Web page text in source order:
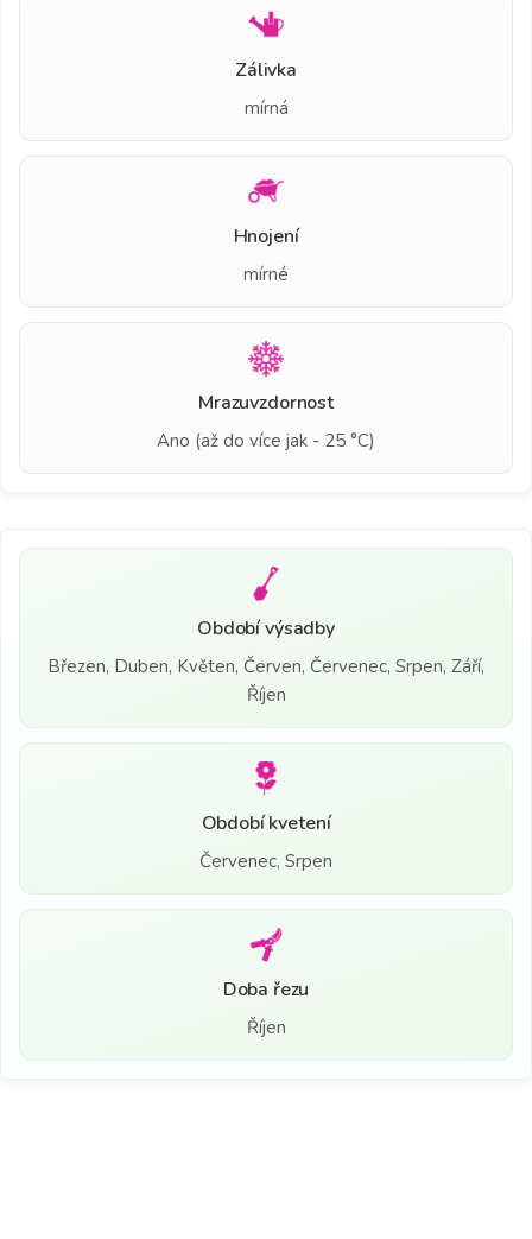
Zálivka
mírná
Hnojení
mírné
Mrazuvzdornost
Ano (až do více jak - 25 °C)
Období výsadby
Březen, Duben, Květen, Červen, Červenec, Srpen, Září,
Říjen
Období kvetení
Červenec, Srpen
Doba řezu
Říjen